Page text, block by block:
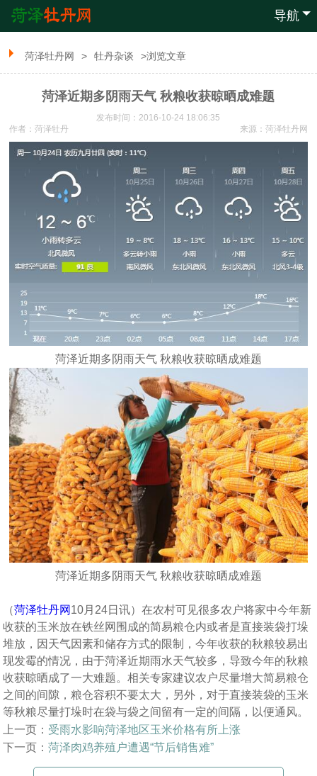
导航
菏泽牡丹网 > 牡丹杂谈 >浏览文章
菏泽近期多阴雨天气 秋粮收获晾晒成难题
发布时间：2016-10-24 18:06:35
来源： 菏泽牡丹网
作者：菏泽牡丹
菏泽近期多阴雨天气 秋粮收获晾晒成难题
菏泽近期多阴雨天气 秋粮收获晾晒成难题
（菏泽牡丹网 10月24日讯）在农村可见很多农户将家中今年新
收获的玉米放在铁丝网围成的简易粮仓内或者是直接装袋打垛
堆放，因天气因素和储存方式的限制，今年收获的秋粮较易出
现发霉的情况，由于菏泽近期雨水天气较多，导致今年的秋粮
收获晾晒成了一大难题。相关专家建议农户尽量增大简易粮仓
之间的间隙，粮仓容积不要太大，另外，对于直接装袋的玉米
等秋粮尽量打垛时在袋与袋之间留有一定的间隔，以便通风。
上一页： 受雨水影响菏泽地区玉米价格有所上涨
下一页：菏泽肉鸡养殖户遭遇“节后销售难”